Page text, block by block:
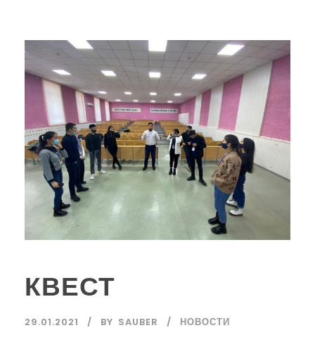
КВЕСТ
29.01.2021 BY SAUBER НОВОСТИ